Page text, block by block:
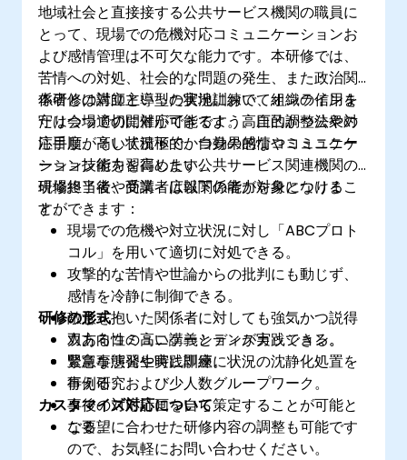
地域社会と直接接する公共サービス機関の職員に
とって、現場での危機対応コミュニケーションお
よび感情管理は不可欠な能力です。本研修では、
苦情への対処、社会的な問題の発生、また政治関
係者との対立といった状況において組織の信用を
守りつつ適切に対応できるよう、自己調整法や対
応手順、そして積極的かつ効果的なコミュニケー
ション技術を習得します。
本研修は講師主導型の実地訓練で、オンラインま
たは会場での開催が可能です。高圧的かつ公衆の
注目度が高い状況下で、自身の感情やコミュニケ
ーション能力を高めたい公共サービス関連機関の
現場担当者や商業・広報関係者が対象となりま
す。
研修終了後、受講者は以下の能力を身につけるこ
とができます：
現場での危機や対立状況に対し「ABCプロト
コル」を用いて適切に対処できる。
攻撃的な苦情や世論からの批判にも動じず、
感情を冷静に制御できる。
敵意を抱いた関係者に対しても強気かつ説得
力あるコミュニケーションが実践できる。
緊急事態発生時に即座に状況の沈静化処置を
行える。
事後の対応計画を自ら策定することが可能と
なる。
研修の形式
双方向性の高い講義とディスカッション。
豊富な演習や実践訓練。
事例研究および少人数グループワーク。
カスタマイズ対応について
ご要望に合わせた研修内容の調整も可能です
ので、お気軽にお問い合わせください。